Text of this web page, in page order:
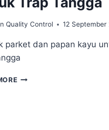
Quality Control 12 September
parket dan papan kayu
CONTOH